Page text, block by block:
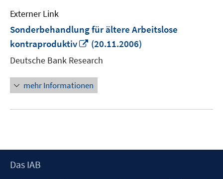
Externer Link
Sonderbehandlung für ältere Arbeitslose
kontraproduktiv
In
neuem
Fenster
öffnen
(20.11.2006)
Deutsche Bank Research
mehr Informationen
Footer
Das IAB